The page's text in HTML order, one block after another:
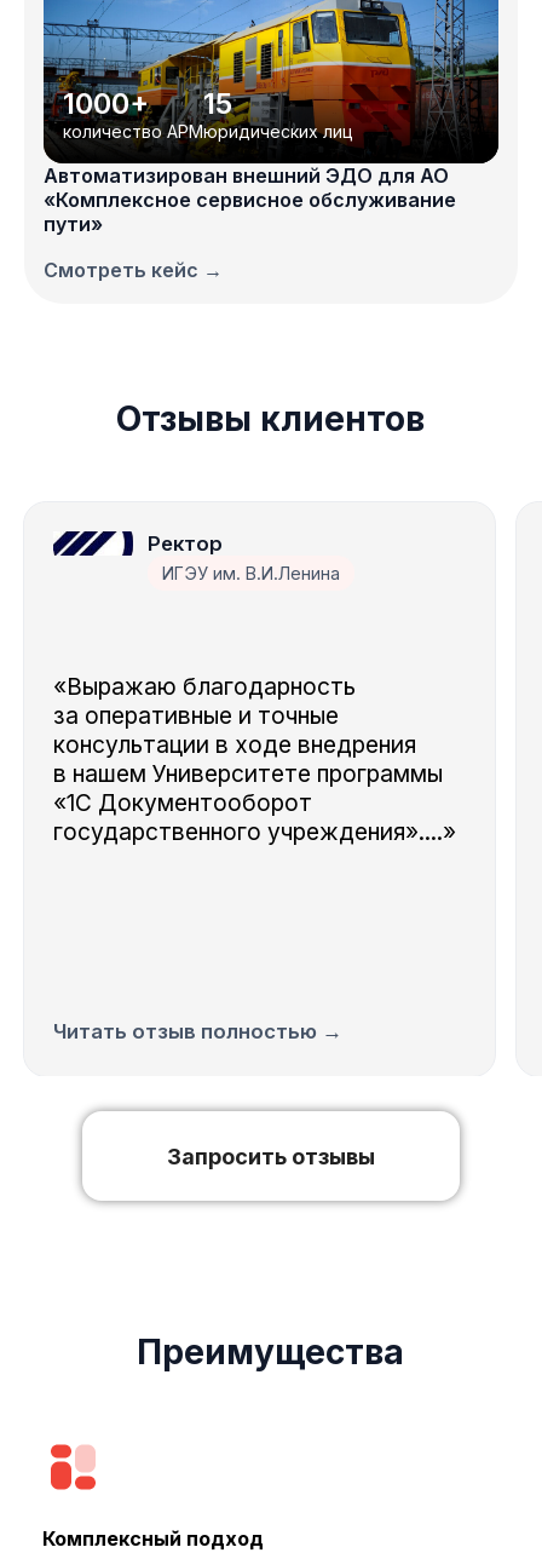
1000+
количество АРМ
15
юридических лиц
Автоматизирован внешний ЭДО для АО
«Комплексное сервисное обслуживание
пути»
Смотреть кейс →
Отзывы клиентов
ИГЭУ им. В.И.Ленина
Ректор
«Выражаю благодарность
за оперативные и точные
консультации в ходе внедрения
в нашем Университете программы
«1C Документооборот
государственного учреждения»....»
Читать отзыв полностью →
Запросить отзывы
Преимущества
Комплексный подход